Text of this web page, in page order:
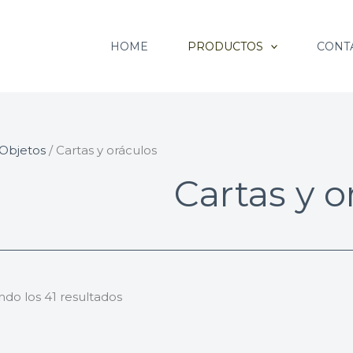
HOME PRODUCTOS
Objetos/ Cartas y oráculos
Cartas y
los 41 resultados
popularidad